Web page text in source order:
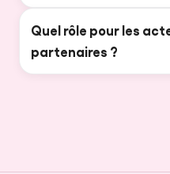
Quel rôle pour les
partenaires ?